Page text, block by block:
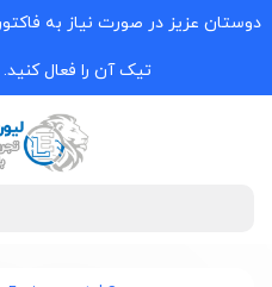
عزیز در صورت نیاز به
تیک آن را فعال کنید.